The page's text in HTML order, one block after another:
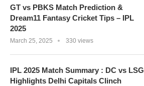
GT vs PBKS Match Prediction &
Dream11 Fantasy Cricket Tips – IPL
2025
March 25, 2025 330 views
IPL 2025 Match Summary : DC vs LSG
Highlights Delhi Capitals Clinch